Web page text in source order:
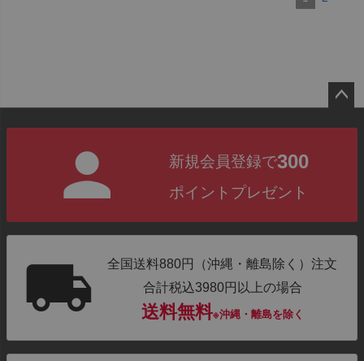
新規会員登録で300
ポイントプレゼント
全国送料880円（沖縄・離島除く）注文
合計税込3980円以上の場合
送料無料※沖縄・離島を除く